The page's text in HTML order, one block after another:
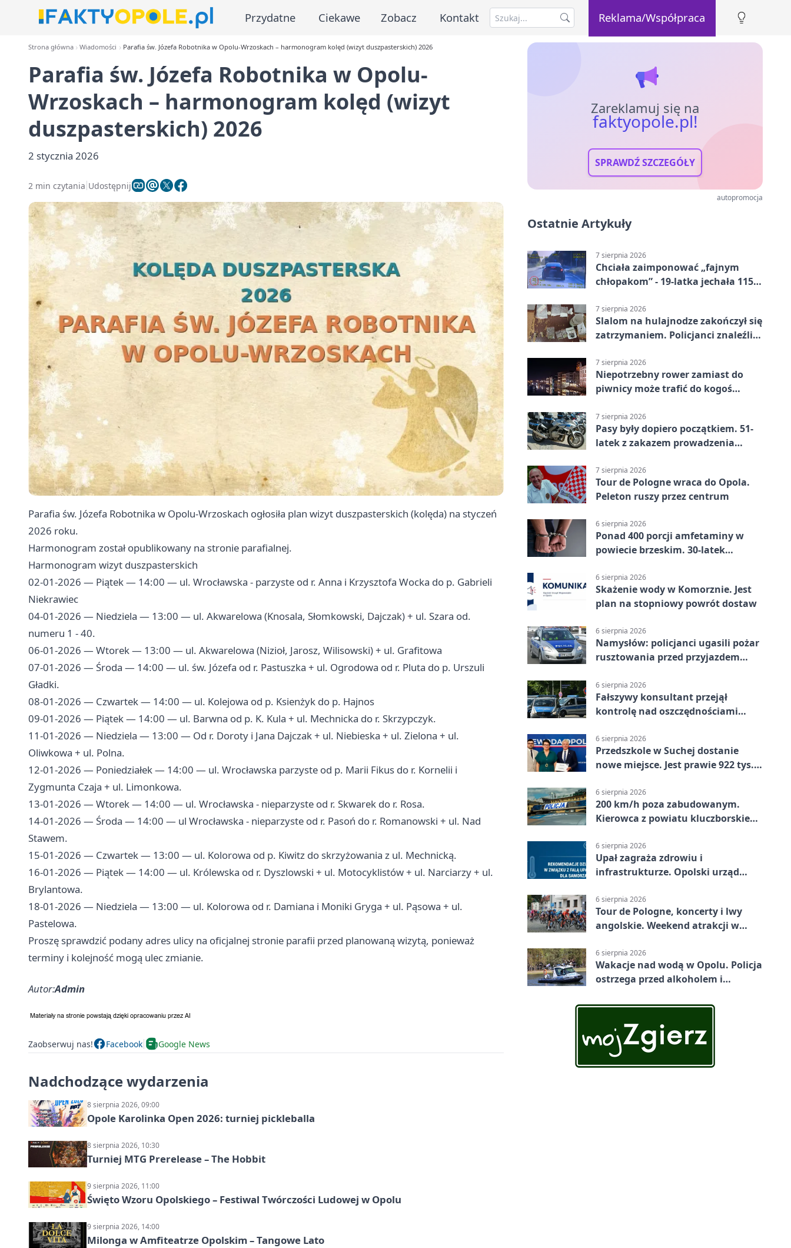
Przydatne Ciekawe Zobacz Kontakt Reklama/Współpraca
Strona główna Wiadomości Parafia św. Józefa Robotnika w Opolu-Wrzoskach – harmonogram kolęd (wizyt duszpasterskich) 2026
Parafia św. Józefa Robotnika w Opolu-
Wrzoskach – harmonogram kolęd (wizyt
duszpasterskich) 2026
2 stycznia 2026
2 min czytania Udostępnij
Parafia św. Józefa Robotnika w Opolu-Wrzoskach ogłosiła plan wizyt duszpasterskich (kolęda) na styczeń
2026 roku.
Harmonogram został opublikowany na stronie parafialnej.
Harmonogram wizyt duszpasterskich
02-01-2026 — Piątek — 14:00 — ul. Wrocławska - parzyste od r. Anna i Krzysztofa Wocka do p. Gabrieli
Niekrawiec
04-01-2026 — Niedziela — 13:00 — ul. Akwarelowa (Knosala, Słomkowski, Dajczak) + ul. Szara od.
numeru 1 - 40.
06-01-2026 — Wtorek — 13:00 — ul. Akwarelowa (Nizioł, Jarosz, Wilisowski) + ul. Grafitowa
07-01-2026 — Środa — 14:00 — ul. św. Józefa od r. Pastuszka + ul. Ogrodowa od r. Pluta do p. Urszuli
Gładki.
08-01-2026 — Czwartek — 14:00 — ul. Kolejowa od p. Ksienżyk do p. Hajnos
09-01-2026 — Piątek — 14:00 — ul. Barwna od p. K. Kula + ul. Mechnicka do r. Skrzypczyk.
11-01-2026 — Niedziela — 13:00 — Od r. Doroty i Jana Dajczak + ul. Niebieska + ul. Zielona + ul.
Oliwkowa + ul. Polna.
12-01-2026 — Poniedziałek — 14:00 — ul. Wrocławska parzyste od p. Marii Fikus do r. Kornelii i
Zygmunta Czaja + ul. Limonkowa.
13-01-2026 — Wtorek — 14:00 — ul. Wrocławska - nieparzyste od r. Skwarek do r. Rosa.
14-01-2026 — Środa — 14:00 — ul Wrocławska - nieparzyste od r. Pasoń do r. Romanowski + ul. Nad
Stawem.
15-01-2026 — Czwartek — 13:00 — ul. Kolorowa od p. Kiwitz do skrzyżowania z ul. Mechnicką.
16-01-2026 — Piątek — 14:00 — ul. Królewska od r. Dyszlowski + ul. Motocyklistów + ul. Narciarzy + ul.
Brylantowa.
18-01-2026 — Niedziela — 13:00 — ul. Kolorowa od r. Damiana i Moniki Gryga + ul. Pąsowa + ul.
Pastelowa.
Proszę sprawdzić podany adres ulicy na oficjalnej stronie parafii przed planowaną wizytą, ponieważ
terminy i kolejność mogą ulec zmianie.
Autor:Admin
Zaobserwuj nas! Facebook Google News
Nadchodzące wydarzenia
8 sierpnia 2026, 09:00
Opole Karolinka Open 2026: turniej pickleballa
8 sierpnia 2026, 10:30
Turniej MTG Prerelease – The Hobbit
9 sierpnia 2026, 11:00
Święto Wzoru Opolskiego – Festiwal Twórczości Ludowej w Opolu
9 sierpnia 2026, 14:00
Milonga w Amfiteatrze Opolskim – Tangowe Lato
Zareklamuj się na
faktyopole.pl!
SPRAWDŹ SZCZEGÓŁY
autopromocja
Ostatnie Artykuły
7 sierpnia 2026
Chciała zaimponować „fajnym
chłopakom” - 19-latka jechała 115
7 sierpnia 2026
Slalom na hulajnodze zakończył się
zatrzymaniem. Policjanci znaleźli
7 sierpnia 2026
Niepotrzebny rower zamiast do
piwnicy może trafić do kogoś
7 sierpnia 2026
Pasy były dopiero początkiem. 51-
latek z zakazem prowadzenia
7 sierpnia 2026
Tour de Pologne wraca do Opola.
Peleton ruszy przez centrum
6 sierpnia 2026
Ponad 400 porcji amfetaminy w
powiecie brzeskim. 30-latek
6 sierpnia 2026
Skażenie wody w Komorznie. Jest
plan na stopniowy powrót dostaw
6 sierpnia 2026
Namysłów: policjanci ugasili pożar
rusztowania przed przyjazdem
6 sierpnia 2026
Fałszywy konsultant przejął
kontrolę nad oszczędnościami
6 sierpnia 2026
Przedszkole w Suchej dostanie
nowe miejsce. Jest prawie 922 tys.
6 sierpnia 2026
200 km/h poza zabudowanym.
Kierowca z powiatu kluczborskiego
6 sierpnia 2026
Upał zagraża zdrowiu i
infrastrukturze. Opolski urząd
6 sierpnia 2026
Tour de Pologne, koncerty i lwy
angolskie. Weekend atrakcji w
6 sierpnia 2026
Wakacje nad wodą w Opolu. Policja
ostrzega przed alkoholem i